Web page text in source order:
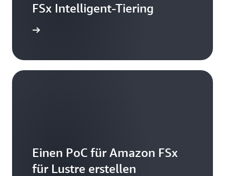
FSx Intelligent-Tiering
Einen PoC für Amazon FSx
für Lustre erstellen